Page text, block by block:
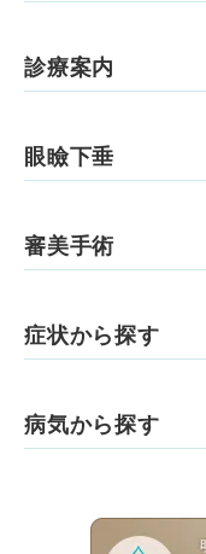
診療案内
眼瞼下垂
審美手術
症状から探す
病気から探す